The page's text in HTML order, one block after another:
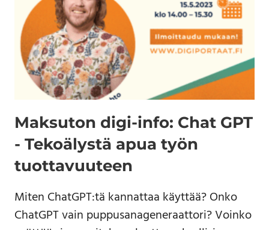
Maksuton digi-info: Chat GPT
- Tekoälystä apua työn
tuottavuuteen
Miten ChatGPT:tä kannattaa käyttää? Onko
ChatGPT vain puppusanageneraattori? Voinko